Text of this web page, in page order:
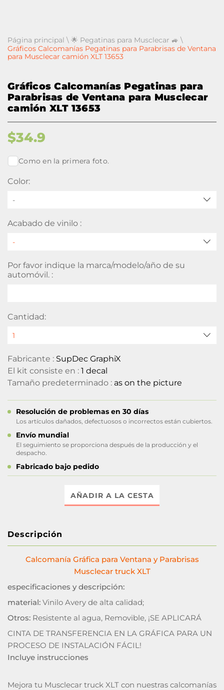
Página principal \ 🌟 Pegatinas para Musclecar 🚙 \
Gráficos Calcomanías Pegatinas para Parabrisas de Ventana
para Musclecar camión XLT 13653
Gráficos Calcomanías Pegatinas para
Parabrisas de Ventana para Musclecar
camión XLT 13653
$34.9
Como en la primera foto.
Color:
-
Acabado de vinilo :
Por favor indique la marca/modelo/año de su
automóvil. :
Cantidad:
Fabricante : SupDec GraphiX
El kit consiste en : 1 decal
Tamaño predeterminado : as on the picture
Resolución de problemas en 30 días
Los artículos dañados, defectuosos o incorrectos están cubiertos.
Envío mundial
El seguimiento se proporciona después de la producción y el
despacho.
Fabricado bajo pedido
AÑADIR A LA CESTA
Descripción
Calcomanía Gráfica para Ventana y Parabrisas
Musclecar truck XLT
especificaciones y descripción:
material: Vinilo Avery de alta calidad;
Otros: Resistente al agua, Removible, ¡SE APLICARÁ
CINTA DE TRANSFERENCIA EN LA GRÁFICA PARA UN
PROCESO DE INSTALACIÓN FÁCIL!
Incluye instrucciones
Mejora tu Musclecar truck XLT con nuestras calcomanías